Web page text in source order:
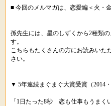
■ 今回のメルマガは、恋愛編＜火・
孫先生には、星のしずくから2種類
す。
こちらもたくさんの方にお読みいた
さい。
▼ 5年連続まぐまぐ大賞受賞（2014・
「1日たった8秒 恋も仕事もうまく